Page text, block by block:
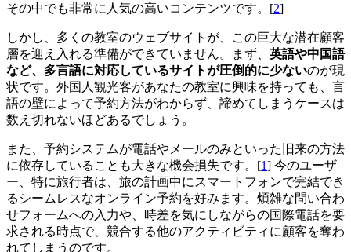
その中でも非常に人気の高いコンテンツです。[2]
しかし、多くの教室のウェブサイトが、この巨大な潜在顧客
層を迎え入れる準備ができていません。まず、 英語や中国語
など、多言語に対応しているサイトが圧倒的に少ないのが現
状です。外国人観光客があなたの教室に興味を持っても、言
語の壁によって予約方法がわからず、諦めてしまうケースは
数え切れないほどあるでしょう。
また、予約システムが電話やメールのみといった旧来の方法
に依存していることも大きな機会損失です。[1] 今のユーザ
ー、特に旅行者は、旅の計画中にスマートフォンで完結でき
るシームレスなオンライン予約を好みます。煩雑な問い合わ
せフォームへの入力や、時差を気にしながらの国際電話を要
求される時点で、競合する他のアクティビティに顧客を奪わ
れてしまうのです。